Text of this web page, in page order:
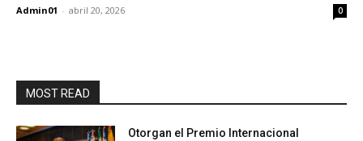
Admin01 - abril 20, 2026 0
MOST READ
Otorgan el Premio Internacional